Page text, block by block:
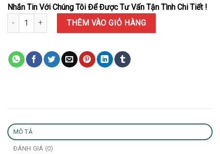
Nhắn Tin Với Chúng Tôi Để Được Tư Vấn Tận Tình Chi Tiết !
Đồng Hồ Hublot Classic Fusion Titanium Mặt Trắng Đá CZ Dây
THÊM VÀO GIỎ HÀNG
MÔ TẢ
ĐÁNH GIÁ (0)